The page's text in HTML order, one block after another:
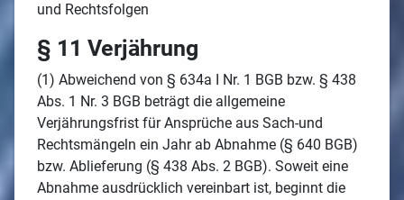
und Rechtsfolgen
§ 11 Verjährung
(1) Abweichend von § 634a I Nr. 1 BGB bzw. § 438
Abs. 1 Nr. 3 BGB beträgt die allgemeine
Verjährungsfrist für Ansprüche aus Sach-und
Rechtsmängeln ein Jahr ab Abnahme (§ 640 BGB)
bzw. Ablieferung (§ 438 Abs. 2 BGB). Soweit eine
Abnahme ausdrücklich vereinbart ist, beginnt die